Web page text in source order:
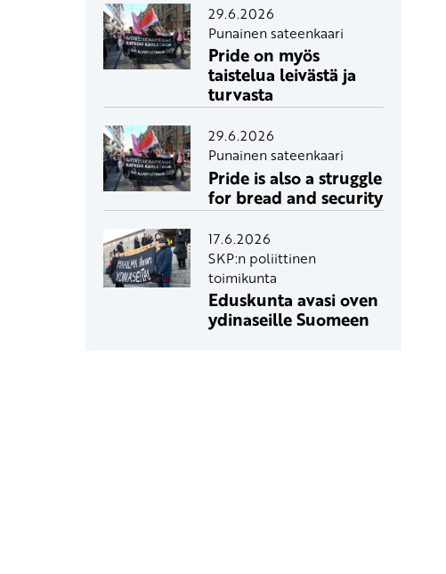
29.6.2026
Punainen sateenkaari
Pride on myös
taistelua leivästä ja
turvasta
29.6.2026
Punainen sateenkaari
Pride is also a struggle
for bread and security
17.6.2026
SKP:n poliittinen
toimikunta
Eduskunta avasi oven
ydinaseille Suomeen